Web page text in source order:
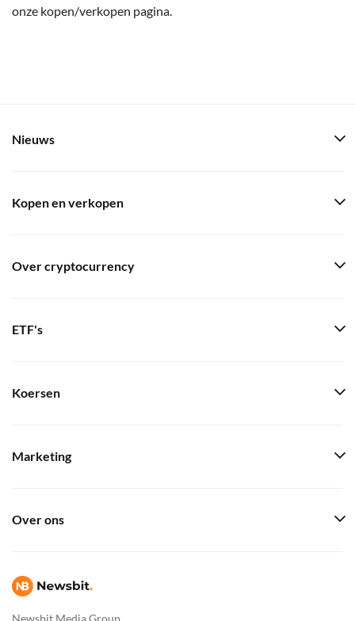
onze kopen/verkopen pagina.
Nieuws
Kopen en verkopen
Over cryptocurrency
ETF's
Koersen
Marketing
Over ons